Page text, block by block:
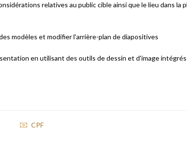
relatives au public cible ainsi que le lieu dans la
modèles et modifier l'arrière-plan de diapositives
en utilisant des outils de dessin et d'image intégrés
CPF